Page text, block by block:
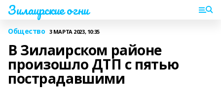
Зилаирские огни
Общество 3 МАРТА 2023, 10:35
В Зилаирском районе
произошло ДТП с пятью
пострадавшими